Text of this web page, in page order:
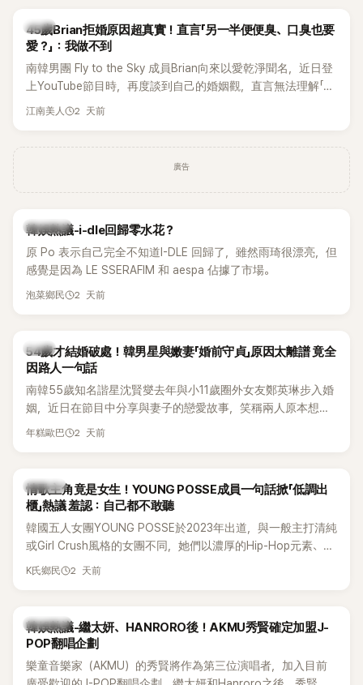
韓星
45歲Brian拒婚原因超真實！直言「另一半便便臭、口臭也要
愛？」：我做不到
南韓男團 Fly to the Sky 成員Brian向來以愛乾淨聞名，近日登
上YouTube節目時，再度談到自己的婚姻觀，直言無法理解「連
另一半的口臭、便便臭都要愛」這種說法，更大方表明自己是不
江南美人 2 天前
廣告
熱議討論
韓娛熱議-i-dle回歸零水花？
原 Po 表示自己完全不知道I-DLE 回歸了，雖然雨琦很漂亮，但
感覺是因為 LE SSERAFIM 和 aespa 佔據了市場。
泡菜鄉民 2 天前
韓星
54歲才結婚破處！韓男星與嫩妻「婚前守貞」原因太離譜 竟全
因路人一句話
南韓55歲知名諧星沈賢燮去年與小11歲圈外女友鄭英琳步入婚
姻，近日在節目中分享與妻子的戀愛故事，笑稱兩人原本想享
受兩人世界，沒想到站在飯店門口時竟被路人認出，還一路替
年糕歐巴 2 天前
K-POP
情歌主角竟是女生！YOUNG POSSE成員一句話掀「低調出
櫃」熱議 羞認：自己都不敢聽
韓國五人女團YOUNG POSSE於2023年出道，與一般主打清純
或Girl Crush風格的女團不同，她們以濃厚的Hip-Hop元素、自
創Rap及成員親自參與創作為特色，MV也融入美式街頭、塗
為第五代女團中極具辨識度的新生代代表之一。
K氏鄉民 2 天前
熱議討論
韓娛熱議-繼太妍、HANRORO後！AKMU秀賢確定加盟J-
POP翻唱企劃
樂童音樂家（AKMU）的秀賢將作為第三位演唱者，加入目前